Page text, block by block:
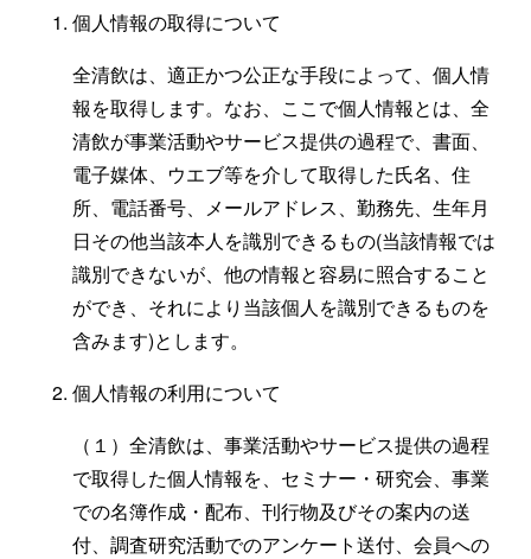
個人情報の取得について
全清飲は、適正かつ公正な手段によって、個人情
報を取得します。なお、ここで個人情報とは、全
清飲が事業活動やサービス提供の過程で、書面、
電子媒体、ウエブ等を介して取得した氏名、住
所、電話番号、メールアドレス、勤務先、生年月
日その他当該本人を識別できるもの(当該情報では
識別できないが、他の情報と容易に照合すること
ができ、それにより当該個人を識別できるものを
含みます)とします。
個人情報の利用について
（１）全清飲は、事業活動やサービス提供の過程
で取得した個人情報を、セミナー・研究会、事業
での名簿作成・配布、刊行物及びその案内の送
付、調査研究活動でのアンケート送付、会員への